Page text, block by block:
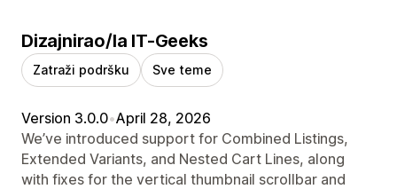
Dizajnirao/la IT-Geeks
Zatraži podršku Sve teme
Version 3.0.0•April 28, 2026
We’ve introduced support for Combined Listings,
Extended Variants, and Nested Cart Lines, along
with fixes for the vertical thumbnail scrollbar and